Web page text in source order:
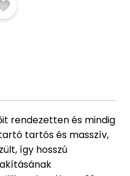
rendezetten és mindig
tartós és masszív,
így hosszú